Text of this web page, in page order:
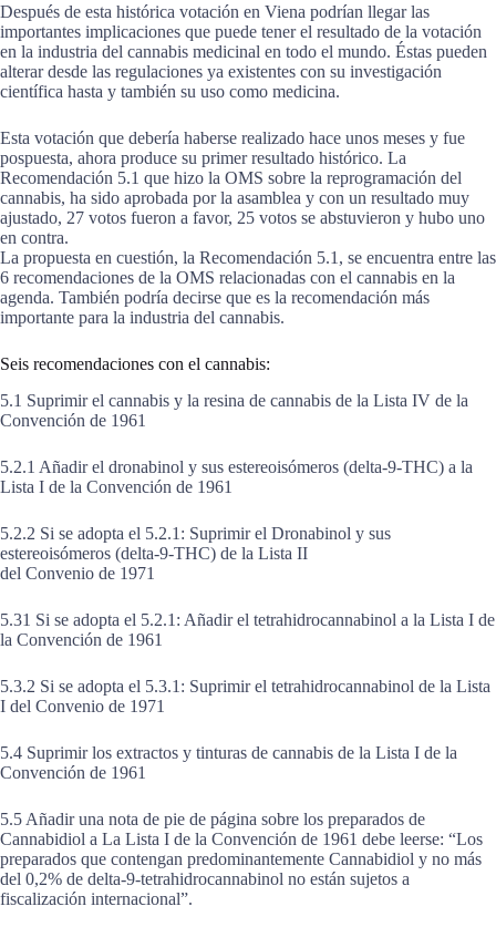
Después de esta histórica votación en Viena podrían llegar las
importantes implicaciones que puede tener el resultado de la votación
en la industria del cannabis medicinal en todo el mundo. Éstas pueden
alterar desde las regulaciones ya existentes con su investigación
científica hasta y también su uso como medicina.
Esta votación que debería haberse realizado hace unos meses y fue
pospuesta, ahora produce su primer resultado histórico. La
Recomendación 5.1 que hizo la OMS sobre la reprogramación del
cannabis, ha sido aprobada por la asamblea y con un resultado muy
ajustado, 27 votos fueron a favor, 25 votos se abstuvieron y hubo uno
en contra.
La propuesta en cuestión, la Recomendación 5.1, se encuentra entre las
6 recomendaciones de la OMS relacionadas con el cannabis en la
agenda. También podría decirse que es la recomendación más
importante para la industria del cannabis.
Seis recomendaciones con el cannabis:
5.1 Suprimir el cannabis y la resina de cannabis de la Lista IV de la
Convención de 1961
5.2.1 Añadir el dronabinol y sus estereoisómeros (delta-9-THC) a la
Lista I de la Convención de 1961
5.2.2 Si se adopta el 5.2.1: Suprimir el Dronabinol y sus
estereoisómeros (delta-9-THC) de la Lista II
del Convenio de 1971
5.31 Si se adopta el 5.2.1: Añadir el tetrahidrocannabinol a la Lista I de
la Convención de 1961
5.3.2 Si se adopta el 5.3.1: Suprimir el tetrahidrocannabinol de la Lista
I del Convenio de 1971
5.4 Suprimir los extractos y tinturas de cannabis de la Lista I de la
Convención de 1961
5.5 Añadir una nota de pie de página sobre los preparados de
Cannabidiol a La Lista I de la Convención de 1961 debe leerse: “Los
preparados que contengan predominantemente Cannabidiol y no más
del 0,2% de delta-9-tetrahidrocannabinol no están sujetos a
fiscalización internacional”.